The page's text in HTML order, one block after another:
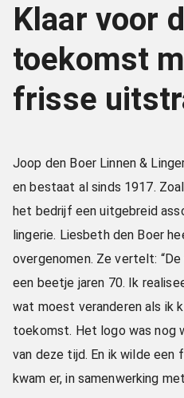
Klaar voor
toekomst
frisse
Joop den Boer Linnen &
en bestaat al sinds 1917.
het bedrijf een uitgebreid
lingerie. Liesbeth den Boer
overgenomen. Ze vertelt:
een beetje jaren 70. Ik
wat moest veranderen als ik
toekomst. Het logo was nog
van deze tijd. En ik wilde een
kwam er, in samenwerking